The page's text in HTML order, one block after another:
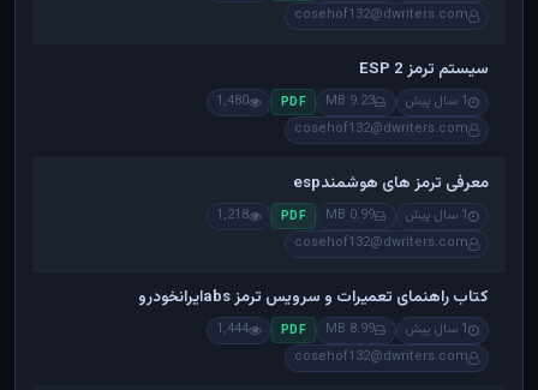
cosehof132@dwriters.com
سیستم ترمز ESP 2
1 سال پیش 9.23 MB
PDF
1,480
cosehof132@dwriters.com
معرفی ترمز های هوشمندesp
1 سال پیش 0.99 MB
PDF
1,218
cosehof132@dwriters.com
کتاب راهنمای تعمیرات و سرویس ترمز absایرانخودرو
1 سال پیش 8.99 MB
PDF
1,444
cosehof132@dwriters.com